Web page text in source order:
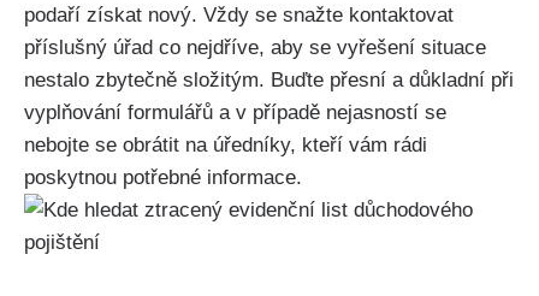
podaří získat nový. Vždy se snažte kontaktovat
příslušný úřad co nejdříve, aby se vyřešení situace
nestalo zbytečně složitým. Buďte přesní a důkladní při
vyplňování formulářů a v případě nejasností se
nebojte se obrátit na úředníky, kteří vám rádi
poskytnou potřebné informace.